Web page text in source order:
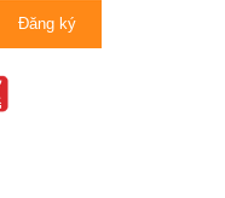
Đăng ký